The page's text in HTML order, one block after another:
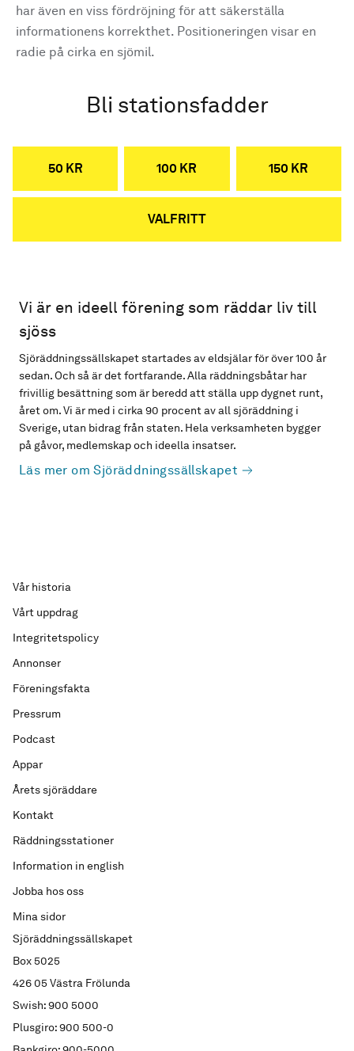
har även en viss fördröjning för att säkerställa
informationens korrekthet. Positioneringen visar en
radie på cirka en sjömil.
Bli stationsfadder
50 KR 100 KR 150 KR
VALFRITT
Vi är en ideell förening som räddar liv till
sjöss
Sjöräddningssällskapet startades av eldsjälar för över 100 år
sedan. Och så är det fortfarande. Alla räddningsbåtar har
frivillig besättning som är beredd att ställa upp dygnet runt,
året om. Vi är med i cirka 90 procent av all sjöräddning i
Sverige, utan bidrag från staten. Hela verksamheten bygger
på gåvor, medlemskap och ideella insatser.
Läs mer om Sjöräddningssällskapet
Sjöräddningssällskapet
Box 5025
426 05 Västra Frölunda
Swish: 900 5000
Plusgiro: 900 500-0
Vår historia
Vårt uppdrag
Integritetspolicy
Annonser
Föreningsfakta
Pressrum
Podcast
Appar
Årets sjöräddare
Kontakt
Räddningsstationer
Information in english
Jobba hos oss
Mina sidor